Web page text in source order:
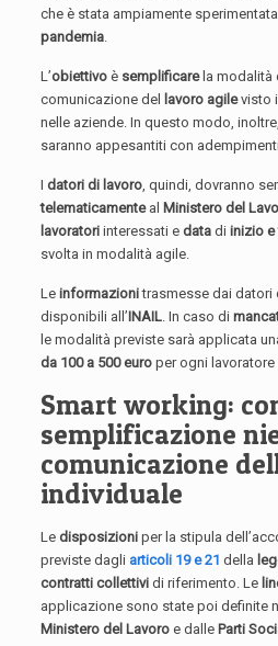
che è stata ampiamente
pandemia.
L’obiettivo è semplificarela modalità
comunicazione del
lavoro agilevisto
nelle aziende. In questo modo,
saranno appesantiti con
Idatori di lavoro, quindi, dovranno
telematicamenteal Ministero del
lavoratori interessati edata diinizio e
svolta in modalità agile.
Leinformazionitrasmesse dai datori
disponibili all’INAIL. In caso di
le modalità previste sarà applicata
da 100 a 500 euro per ogni
Smart working:
semplificazione
comunicazione
individuale
Ledisposizioni per la stipula
previste dagli articoli 19 e 21 della
contratti collettivi di riferimento. Le
applicazione sono state poi definite
Ministero del Lavoro e dalle Parti